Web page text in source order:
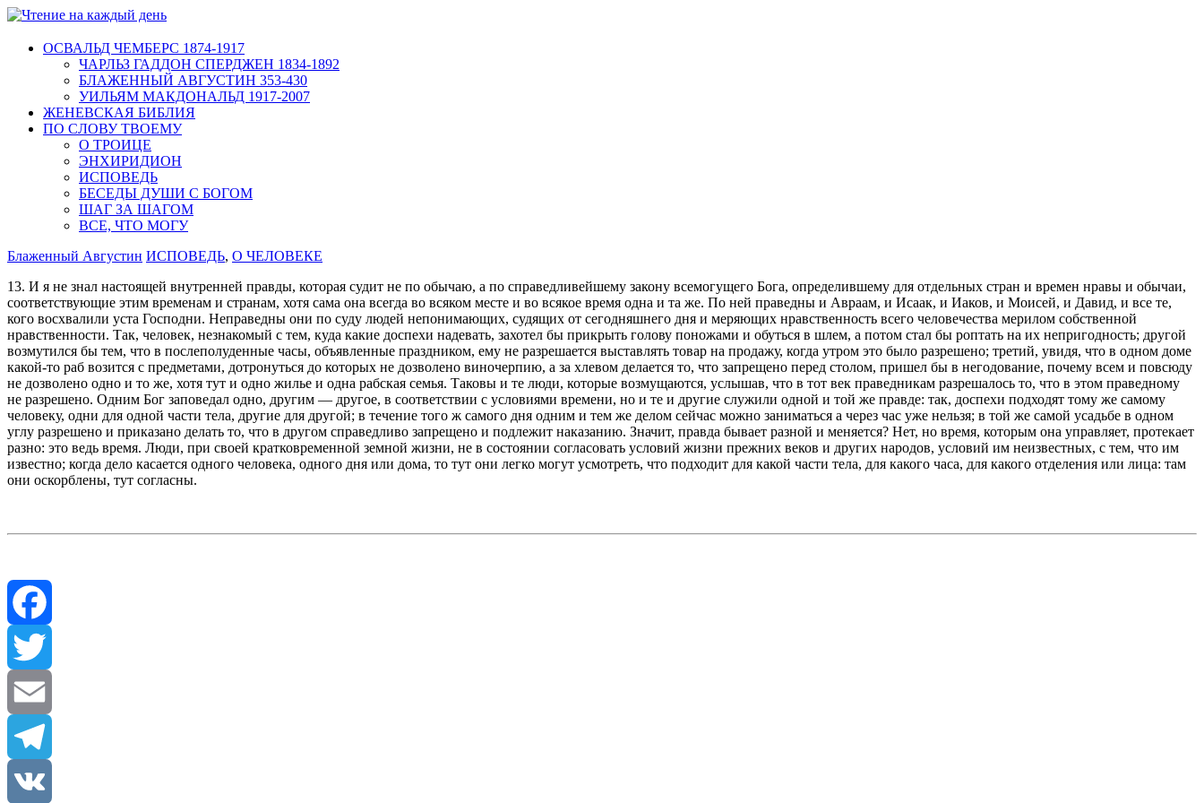
ОСВАЛЬД ЧЕМБЕРС 1874-1917
ЧАРЛЬЗ ГАДДОН СПЕРДЖЕН 1834-1892
БЛАЖЕННЫЙ АВГУСТИН 353-430
УИЛЬЯМ МАКДОНАЛЬД 1917-2007
ЖЕНЕВСКАЯ БИБЛИЯ
ПО СЛОВУ ТВОЕМУ
О ТРОИЦЕ
ЭНХИРИДИОН
ИСПОВЕДЬ
БЕСЕДЫ ДУШИ С БОГОМ
ШАГ ЗА ШАГОМ
ВСЕ, ЧТО МОГУ
Блаженный Августин ИСПОВЕДЬ, О ЧЕЛОВЕКЕ
13. И я не знал настоящей внутренней правды, которая судит не по обычаю, а по справедливейшему закону всемогущего Бога, определившему для отдельных стран и времен нравы и обычаи,
соответствующие этим временам и странам, хотя сама она всегда во всяком месте и во всякое время одна и та же. По ней праведны и Авраам, и Исаак, и Иаков, и Моисей, и Давид, и все те,
кого восхвалили уста Господни. Неправедны они по суду людей непонимающих, судящих от сегодняшнего дня и меряющих нравственность всего человечества мерилом собственной
нравственности. Так, человек, незнакомый с тем, куда какие доспехи надевать, захотел бы прикрыть голову поножами и обуться в шлем, а потом стал бы роптать на их непригодность; другой
возмутился бы тем, что в послеполуденные часы, объявленные праздником, ему не разрешается выставлять товар на продажу, когда утром это было разрешено; третий, увидя, что в одном доме
какой-то раб возится с предметами, дотронуться до которых не дозволено виночерпию, а за хлевом делается то, что запрещено перед столом, пришел бы в негодование, почему всем и повсюду
не дозволено одно и то же, хотя тут и одно жилье и одна рабская семья. Таковы и те люди, которые возмущаются, услышав, что в тот век праведникам разрешалось то, что в этом праведному
не разрешено. Одним Бог заповедал одно, другим — другое, в соответствии с условиями времени, но и те и другие служили одной и той же правде: так, доспехи подходят тому же самому
человеку, одни для одной части тела, другие для другой; в течение того ж самого дня одним и тем же делом сейчас можно заниматься а через час уже нельзя; в той же самой усадьбе в одном
углу разрешено и приказано делать то, что в другом справедливо запрещено и подлежит наказанию. Значит, правда бывает разной и меняется? Нет, но время, которым она управляет, протекает
разно: это ведь время. Люди, при своей кратковременной земной жизни, не в состоянии согласовать условий жизни прежних веков и других народов, условий им неизвестных, с тем, что им
известно; когда дело касается одного человека, одного дня или дома, то тут они легко могут усмотреть, что подходит для какой части тела, для какого часа, для какого отделения или лица: там
они оскорблены, тут согласны.
Facebook
Twitter
Email
Telegram